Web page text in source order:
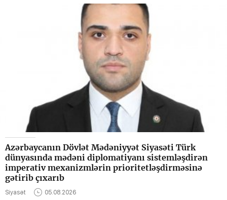
Azərbaycanın Dövlət Mədəniyyət Siyasəti Türk
dünyasında mədəni diplomatiyanı sistemləşdirən
imperativ mexanizmlərin prioritetləşdirməsinə
gətirib çıxarıb
Siyasət 05.08.2026